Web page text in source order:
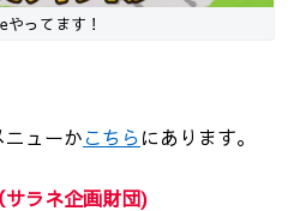
やってます！
ューかこちら にあります。
ネ企画財団)